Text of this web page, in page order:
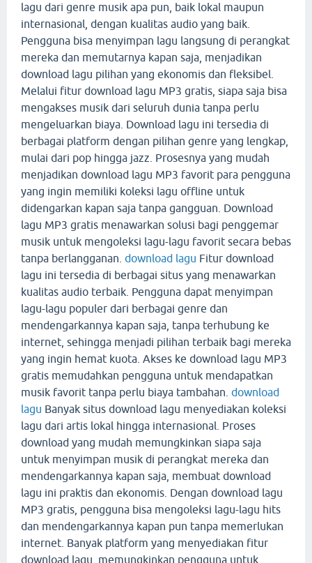
lagu dari genre musik apa pun, baik lokal maupun
internasional, dengan kualitas audio yang baik.
Pengguna bisa menyimpan lagu langsung di perangkat
mereka dan memutarnya kapan saja, menjadikan
download lagu pilihan yang ekonomis dan fleksibel.
Melalui fitur download lagu MP3 gratis, siapa saja bisa
mengakses musik dari seluruh dunia tanpa perlu
mengeluarkan biaya. Download lagu ini tersedia di
berbagai platform dengan pilihan genre yang lengkap,
mulai dari pop hingga jazz. Prosesnya yang mudah
menjadikan download lagu MP3 favorit para pengguna
yang ingin memiliki koleksi lagu offline untuk
didengarkan kapan saja tanpa gangguan. Download
lagu MP3 gratis menawarkan solusi bagi penggemar
musik untuk mengoleksi lagu-lagu favorit secara bebas
tanpa berlangganan. download lagu Fitur download
lagu ini tersedia di berbagai situs yang menawarkan
kualitas audio terbaik. Pengguna dapat menyimpan
lagu-lagu populer dari berbagai genre dan
mendengarkannya kapan saja, tanpa terhubung ke
internet, sehingga menjadi pilihan terbaik bagi mereka
yang ingin hemat kuota. Akses ke download lagu MP3
gratis memudahkan pengguna untuk mendapatkan
musik favorit tanpa perlu biaya tambahan. download
lagu Banyak situs download lagu menyediakan koleksi
lagu dari artis lokal hingga internasional. Proses
download yang mudah memungkinkan siapa saja
untuk menyimpan musik di perangkat mereka dan
mendengarkannya kapan saja, membuat download
lagu ini praktis dan ekonomis. Dengan download lagu
MP3 gratis, pengguna bisa mengoleksi lagu-lagu hits
dan mendengarkannya kapan pun tanpa memerlukan
internet. Banyak platform yang menyediakan fitur
download lagu, memungkinkan pengguna untuk